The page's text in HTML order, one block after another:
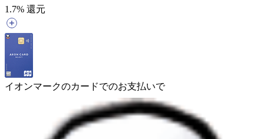
1.7% 還元
イオンマークのカードでのお支払いで